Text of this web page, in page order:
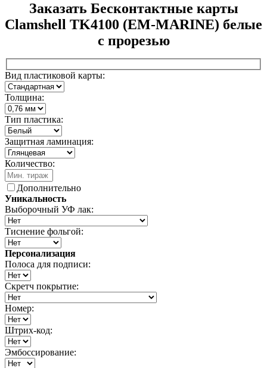
Заказать Бесконтактные карты
Clamshell TK4100 (EM-MARINE) белые
с прорезью
Вид пластиковой карты:
Толщина:
Тип пластика:
Защитная ламинация:
Количество:
Дополнительно
Уникальность
Выборочный УФ лак:
Тиснение фольгой:
Персонализация
Полоса для подписи:
Скретч покрытие:
Номер:
Штрих-код:
Эмбоссирование: